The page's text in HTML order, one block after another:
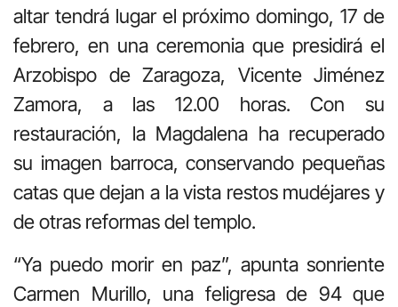
altar tendrá lugar el próximo domingo, 17 de
febrero, en una ceremonia que presidirá el
Arzobispo de Zaragoza, Vicente Jiménez
Zamora, a las 12.00 horas. Con su
restauración, la Magdalena ha recuperado
su imagen barroca, conservando pequeñas
catas que dejan a la vista restos mudéjares y
de otras reformas del templo.
“Ya puedo morir en paz”, apunta sonriente
Carmen Murillo, una feligresa de 94 que